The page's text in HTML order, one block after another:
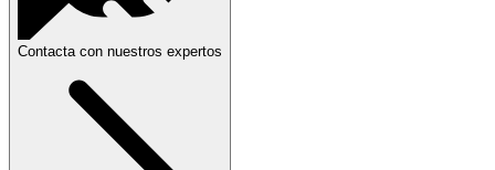
Contacta con nuestros expertos